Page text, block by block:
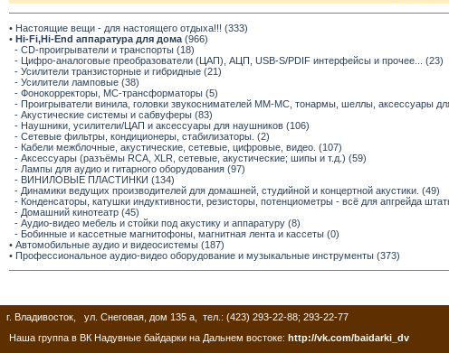
• Настоящие вещи - для настоящего отдыха!!! (333)
• Hi-Fi,Hi-End аппаратура для дома (966)
- CD-проигрыватели и транспорты (18)
- Цифро-аналоговые преобразователи (ЦАП), АЦП, USB-S/PDIF интерфейсы и прочее... (23)
- Усилители транзисторные и гибридные (21)
- Усилители ламповые (38)
- Фонокорректоры, МС-трансформаторы (5)
- Проигрыватели винила, головки звукоснимателей ММ-МС, тонармы, шеллы, аксессуары
- Акустические системы и сабвуферы (83)
- Наушники, усилители/ЦАП и аксессуары для наушников (106)
- Сетевые фильтры, кондиционеры, стабилизаторы. (2)
- Кабели межблочные, акустические, сетевые, цифровые, видео. (107)
- Аксессуары (разъёмы RCA, XLR, сетевые, акустические; шипы и т.д.) (59)
- Лампы для аудио и гитарного оборудования (97)
- ВИНИЛОВЫЕ ПЛАСТИНКИ (134)
- Динамики ведущих производителей для домашней, студийной и концертной акустики. (49)
- Конденсаторы, катушки индуктивности, резисторы, потенциометры - всё для апгрейда
- Домашний кинотеатр (45)
- Аудио-видео мебель и стойки под акустику и аппаратуру (8)
- Бобинные и кассетные магнитофоны, магнитная лента и кассеты (0)
• Автомобильные аудио и видеосистемы (187)
• Профессиональное аудио-видео оборудование и музыкальные инструменты (373)
г. Владивосток, ул. Снеговая, дом 135 а, тел.: (423) 293-22-88; 293-22-77
Наша группа в ВК Надувные байдарки на Дальнем востоке: http://vk.com/baidarki_dv